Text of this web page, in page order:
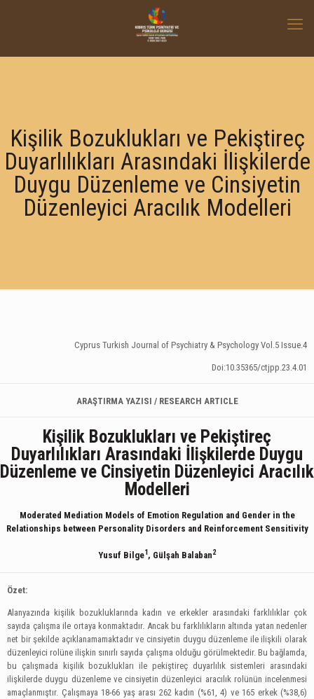
Kişilik Bozuklukları ve Pekiştireç
Duyarlılıkları Arasındaki İlişkilerde
Duygu Düzenleme ve Cinsiyetin
Düzenleyici Aracılık Modelleri
Cyprus Turkish Journal of Psychiatry & Psychology Vol.5 Issue.4
Doi:10.35365/ctjpp.23.4.01
ARAŞTIRMA YAZISI / RESEARCH ARTICLE
Kişilik Bozuklukları ve Pekiştireç
Duyarlılıkları Arasındaki İlişkilerde Duygu
Düzenleme ve Cinsiyetin Düzenleyici Aracılık
Modelleri
Moderated Mediation Models of Emotion Regulation and Gender in the
Relationships between Personality Disorders and Reinforcement Sensitivity
Yusuf Bilge1, Gülşah Balaban2
Özet:
Alanyazında kişilik bozukluklarında kadın ve erkekler arasındaki farklılıklar çok
sayıda çalışma ile ortaya konmaktadır. Ancak bu farklılıkların altında yatan nedenler
net bir şekilde açıklanamamaktadır ve cinsiyetin duygu düzenleme ile ilişkili olarak
düzenleyici rolüne ilişkin sınırlı sayıda çalışma olduğu görülmektedir. Bu bağlamda,
bu çalışmada kişilik bozuklukları ile pekiştireç duyarlılık sistemleri arasındaki
ilişkilerde duygu düzenleme ve cinsiyetin düzenleyici aracılık rolünün incelenmesi
amaçlanmıştır. Çalışmaya 18-66 yaş arası 262 kadın (%61, 4) ve 165 erkek (%38,6)